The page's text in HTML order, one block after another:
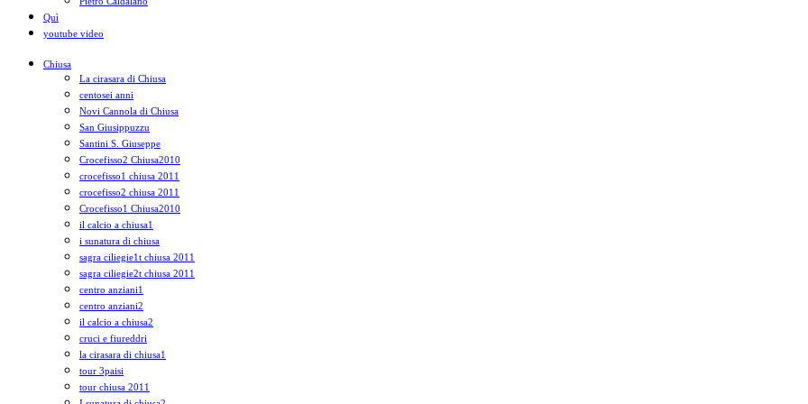
Quì
youtube video
Chiusa
La cirasara di Chiusa
centosei anni
Novi Cannola di Chiusa
San Giusippuzzu
Santini S. Giuseppe
Crocefisso2 Chiusa2010
crocefisso1 chiusa 2011
crocefisso2 chiusa 2011
Crocefisso1 Chiusa2010
il calcio a chiusa1
i sunatura di chiusa
sagra ciliegie1t chiusa 2011
sagra ciliegie2t chiusa 2011
centro anziani1
centro anziani2
il calcio a chiusa2
cruci e fiureddri
la cirasara di chiusa1
tour 3paisi
tour chiusa 2011